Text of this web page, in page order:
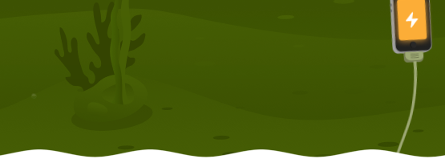
НОУТБУКА